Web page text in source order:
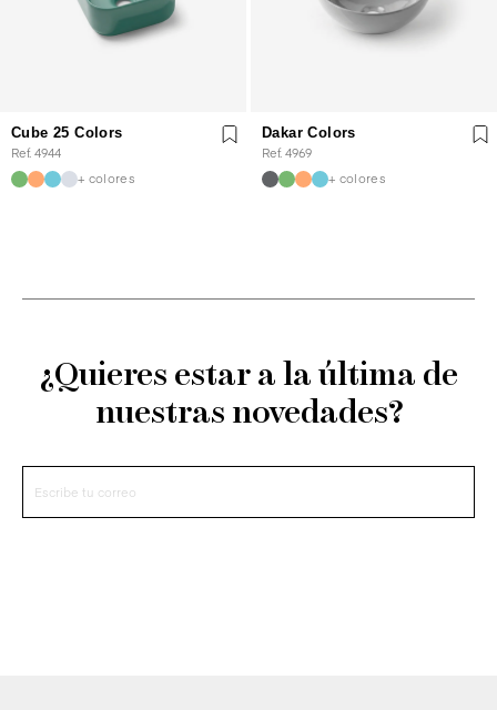
Cube 25 Colors
Ref. 4944
+ colores
Dakar Colors
Ref. 4969
+ colores
¿Quieres estar a la última de
nuestras novedades?